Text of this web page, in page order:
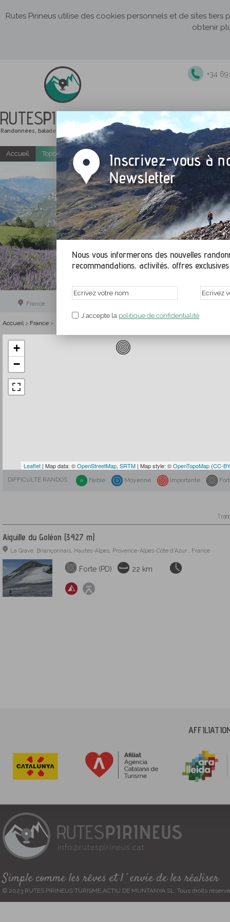
Rutes Pirineus utilise des cookies personnels et de sites
obtenir
RUTESPIRINEUS
Randonnées, balades et itinéraires de montagne
+34
Nous vous informerons des nouvelles
recommandations, activités, offres
J´accepte la politique de confidentialité
Accueil Topo-guides gratuits Randonnées accompagnées
France
Accueil> France >
+
−
Leaflet | Map data: ©OpenStreetMap, SRTM | Map style: ©OpenTopoMap (CC-
DIFFICULTÉ RANDOS Faible Moyenne Importante
1
Aiguille du Goléon (3427 m)
La Grave, Briançonnais, Hautes-Alpes, Provence-Alpes-Côte d'Azur , France
Forte (PD) 22 km
Simple comme les rêves et l´envie de les réaliser
© 2023 RUTES PIRINEUS TURISME ACTIU DE MUNTANYA SL. Tous droits